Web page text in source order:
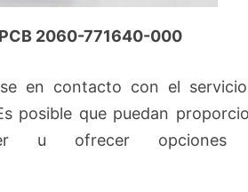
2060-771640-000
en contacto con el
posible que puedan
u ofrecer opciones